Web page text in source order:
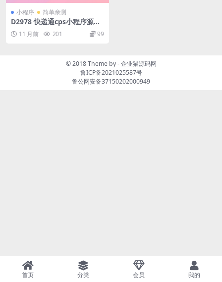
小程序 简单亲测
D2978 快递通cps小程序源码-
搭建及视频教程-快递分销代理
11 月前 201 99
© 2018 Theme by -企业猫源码网
鲁ICP备2021025587号
鲁公网安备37150202000949
首页 分类 会员 我的